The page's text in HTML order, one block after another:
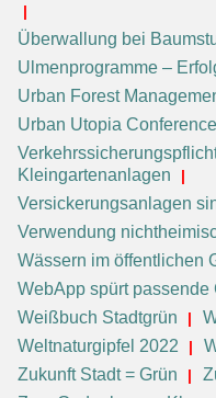
Überwallung bei
Ulmenprogramme –
Urban Forest
Urban Utopia
Kleingartenanlagen
Versickerungsanlagen
Verwendung
Wässern im öffentlichen
WebApp spürt passende
Weißbuch Stadtgrün
Weltnaturgipfel 2022
Zukunft Stadt = Grün